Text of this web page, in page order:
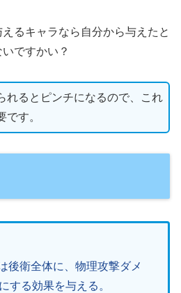
るキャラなら自分から与えたと
ですかい？
れるとピンチになるので、これ
です。
後衛全体に、物理攻撃ダメ
する効果を与える。